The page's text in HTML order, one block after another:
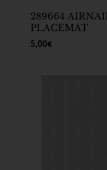
289664
PLACEMAT
5,00€